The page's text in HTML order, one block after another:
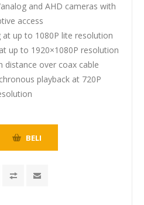
and AHD cameras with
access
at up to 1080P lite resolution
up to 1920×1080P resolution
distance over coax cable
playback at 720P